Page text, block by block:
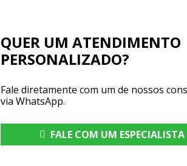
QUER UM ATENDIMENTO
PERSONALIZADO?
Fale diretamente com um de nossos
via WhatsApp.
FALE COM UM ESPECIALISTA